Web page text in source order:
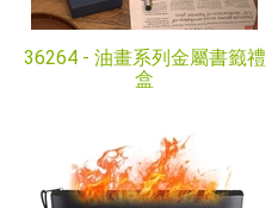
36264 - 油畫系列金屬書籤禮
盒